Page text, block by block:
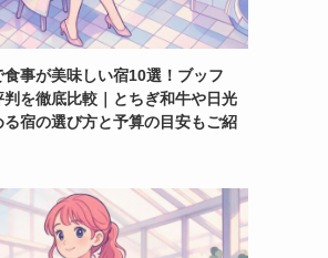
食事が美味しい宿10選！ブッフ
判を徹底比較｜とちぎ和牛や日光
宿の選び方と予算の目安もご紹